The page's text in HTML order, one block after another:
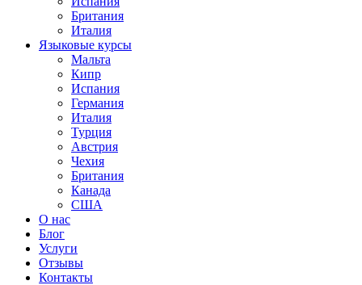
Британия
Италия
Языковые курсы
Мальта
Кипр
Испания
Германия
Италия
Турция
Австрия
Чехия
Британия
Канада
США
О нас
Блог
Услуги
Отзывы
Контакты